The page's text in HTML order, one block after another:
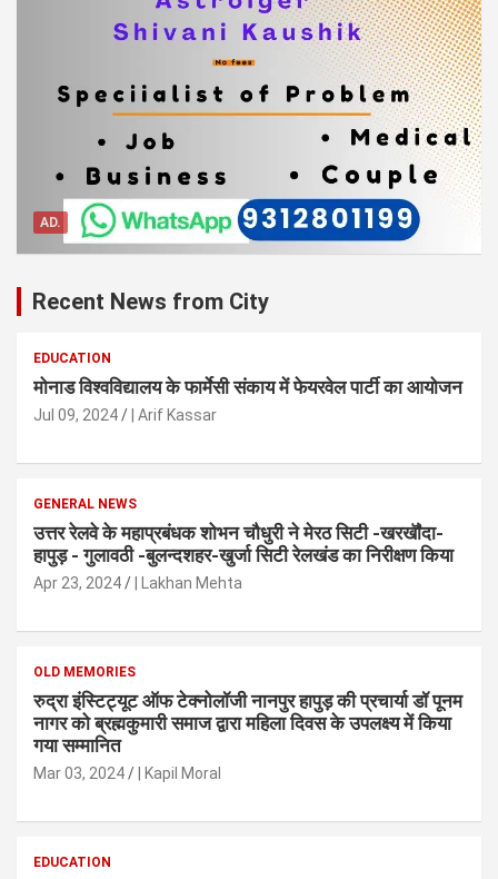
AD.
Recent News from City
EDUCATION
मोनाड विश्वविद्यालय के फार्मेसी संकाय में फेयरवेल पार्टी का आयोजन
Jul 09, 2024 | Arif Kassar
GENERAL NEWS
उत्तर रेलवे के महाप्रबंधक शोभन चौधुरी ने मेरठ सिटी -खरखॏदा-
हापुड़ - गुलावठी -बुलन्दशहर-खुर्जा सिटी रेलखंड का निरीक्षण किया
Apr 23, 2024 | Lakhan Mehta
OLD MEMORIES
रुद्रा इंस्टिट्यूट ऑफ टेक्नोलॉजी नानपुर हापुड़ की प्रचार्या डॉ पूनम
नागर को ब्रह्मकुमारी समाज द्वारा महिला दिवस के उपलक्ष्य में किया
गया सम्मानित
Mar 03, 2024 | Kapil Moral
EDUCATION